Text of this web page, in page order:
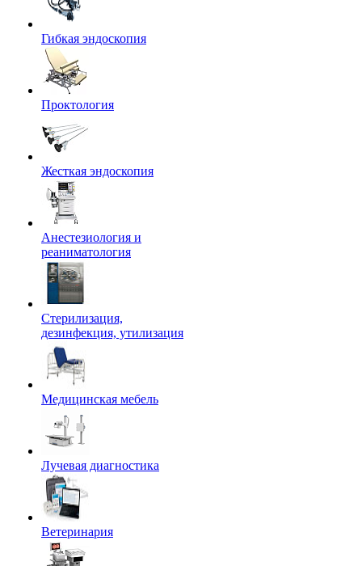
Гибкая эндоскопия
Проктология
Жесткая эндоскопия
Анестезиология и
реаниматология
Стерилизация,
дезинфекция, утилизация
Медицинская мебель
Лучевая диагностика
Ветеринария